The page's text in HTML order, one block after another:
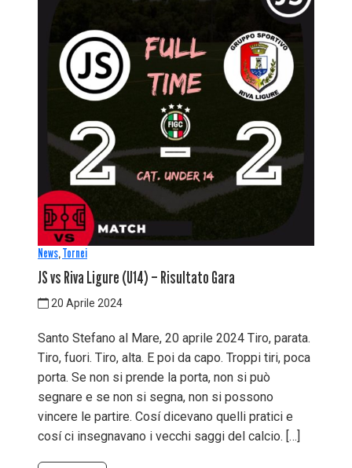
News,Tornei
JS vs Riva Ligure (U14) – Risultato Gara
20 Aprile 2024
Santo Stefano al Mare, 20 aprile 2024 Tiro, parata.
Tiro, fuori. Tiro, alta. E poi da capo. Troppi tiri, poca
porta. Se non si prende la porta, non si può
segnare e se non si segna, non si possono
vincere le partire. Cosí dicevano quelli pratici e
cosí ci insegnavano i vecchi saggi del calcio. […]